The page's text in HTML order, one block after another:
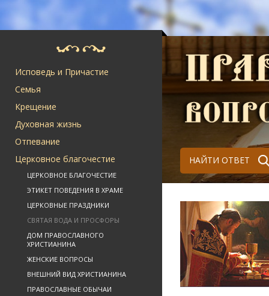
Исповедь и Причастие
Семья
Крещение
Духовная жизнь
Отпевание
Церковное благочестие
ЦЕРКОВНОЕ БЛАГОЧЕСТИЕ
ЭТИКЕТ ПОВЕДЕНИЯ В ХРАМЕ
ЦЕРКОВНЫЕ ПРАЗДНИКИ
СВЯТАЯ ВОДА И ПРОСФОРЫ
ДОМ ПРАВОСЛАВНОГО
ХРИСТИАНИНА
ЖЕНСКИЕ ВОПРОСЫ
ВНЕШНИЙ ВИД ХРИСТИАНИНА
ПРАВОСЛАВНЫЕ ОБЫЧАИ
НАЙТИ ОТВЕТ